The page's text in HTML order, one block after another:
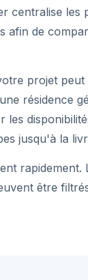
centralise
afin de
projet
résidence
les
jusqu'à la
être